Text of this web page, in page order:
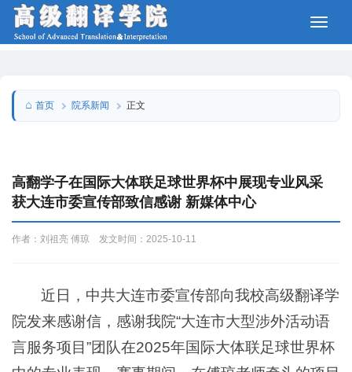
首页 院系新闻 正文
高翻学子在国际大体联足球世界杯中展现专业风采
获大连市委宣传部致信感谢 新媒体中心
作者：刘祖亮 傅琼 发文时间：2025-10-11
近日，中共大连市委宣传部向我校高级翻译学
院发来感谢信，感谢我院“大连市大型涉外活动语
言服务项目”团队在2025年国际大体联足球世界杯